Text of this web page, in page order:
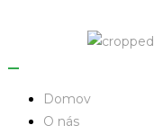
Domov
O nás